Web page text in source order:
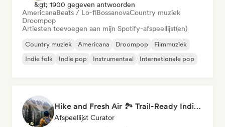
&gt; 1900 gegeven antwoorden
AmericanaBeats / Lo-fiBossanovaCountry muziek
Droompop
Artiesten toevoegen aan mijn Spotify-afspeellijst(en)
Country muziek Americana Droompop
Filmmuziek
Indie folk
Indie pop Instrumentaal Internationale pop
Hike and Fresh Air 🏞️ Trail-Ready Indie Folk & Acoustic
Afspeellijst Curator